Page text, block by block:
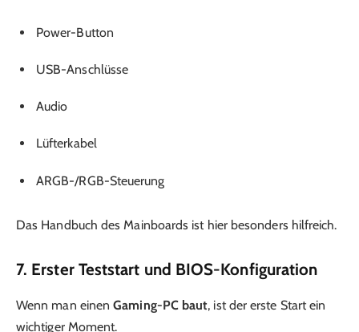
Power-Button
USB-Anschlüsse
Audio
Lüfterkabel
ARGB-/RGB-Steuerung
Das Handbuch des Mainboards ist hier besonders hilfreich.
7. Erster Teststart und BIOS-Konfiguration
Wenn man einenGaming-PC baut, ist der erste Start ein
wichtiger Moment.